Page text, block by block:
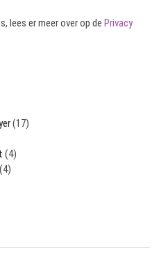
lees er meer over op dePrivacy
(17)
(4)
(4)